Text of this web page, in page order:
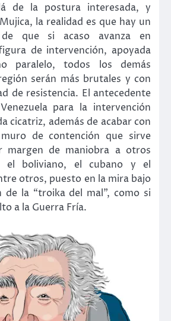
de la postura interesada, y
la realidad es que hay un
de que si acaso avanza en
de intervención, apoyada
paralelo, todos los demás
serán más brutales y con
de resistencia. El antecedente
para la intervención
cicatriz, además de acabar con
de contención que sirve
margen de maniobra a otros
el boliviano, el cubano y el
otros, puesto en la mira bajo
de la “troika del mal”, como si
a la Guerra Fría.